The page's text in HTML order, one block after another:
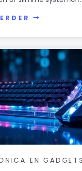
EN GADGETS